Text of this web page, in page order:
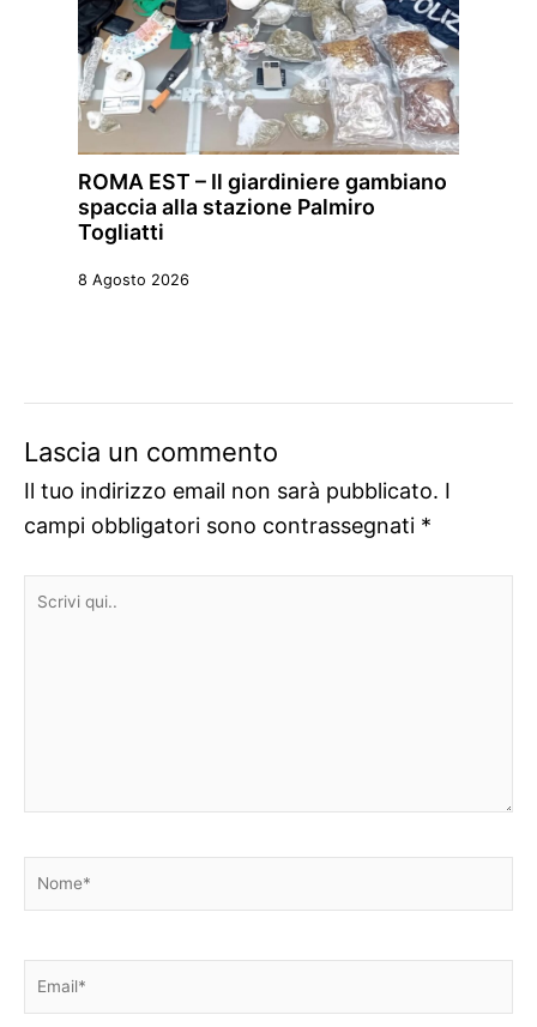
ROMA EST – Il giardiniere gambiano
spaccia alla stazione Palmiro
Togliatti
8 Agosto 2026
Lascia un commento
Il tuo indirizzo email non sarà pubblicato. I
campi obbligatori sono contrassegnati *
Scrivi
Nome*
Email*